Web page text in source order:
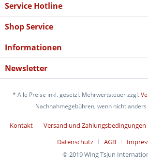
Service Hotline
Shop Service
Informationen
Newsletter
* Alle Preise inkl. gesetzl. Mehrwertsteuer zzgl.
Nachnahmegebühren, wenn nicht
Kontakt Versand und Zahlungsbedingungen
Datenschutz
AGB
© 2019 Wing Tsjun